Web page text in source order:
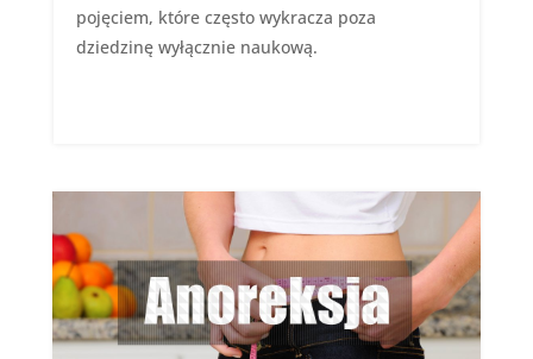
pojęciem, które często wykracza poza
dziedzinę wyłącznie naukową.